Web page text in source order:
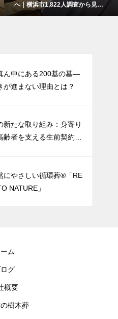
へ｜横浜市1,822人調査から見え
た3つの不安
ん中にある200基の墓—
が進まない理由とは？
新たな取り組み：身寄り
齢者を支える生前契約サ
にやさしい循環葬®︎「RE
NATURE」
ム
グ
概要
樹木葬